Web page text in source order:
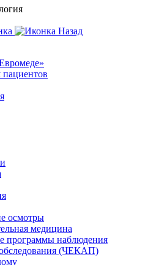
Назад
осмотры
медицина
программы наблюдения
(ЧЕКАП)